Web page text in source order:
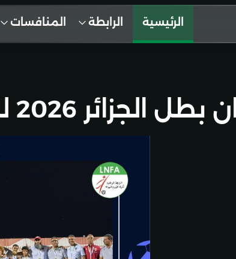
الرئيسية الرابطة المنافسات
هواة لفئة أقل من 16 سنة